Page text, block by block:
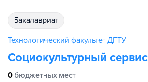
бакалавриат
Технологический факультет ДГТУ
Социокультурный сервис
0 бюджетных мест